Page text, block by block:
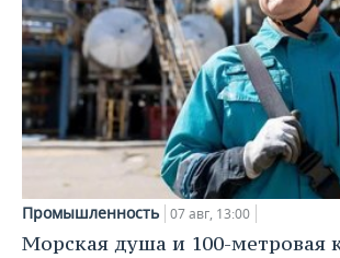
Промышленность 07 авг, 13:00
Морская душа и 100-метровая